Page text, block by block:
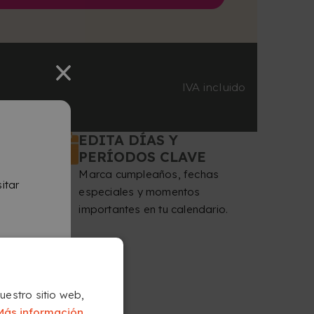
IVA incluido
EDITA DÍAS Y
PERÍODOS CLAVE
Marca cumpleaños, fechas
especiales y momentos
importantes en tu calendario.
sitio web,